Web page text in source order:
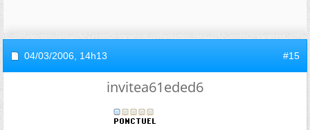
04/03/2006, 14h13 #15
invitea61eded6